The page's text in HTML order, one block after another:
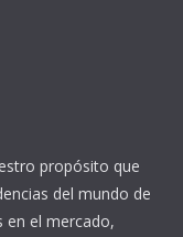
propósito que
del mundo de
en el mercado,